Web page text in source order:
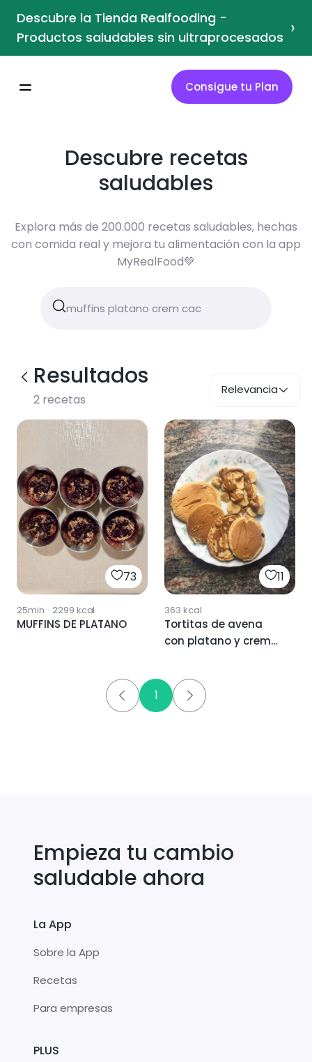
Descubre la Tienda Realfooding -
Productos saludables sin ultraprocesados ›
Consigue tu Plan
Descubre recetas
saludables
Explora más de 200.000 recetas saludables, hechas
con comida real y mejora tu alimentación con la app
MyRealFood💚
Resultados
2 recetas
Relevancia
73
25min · 2299 kcal
MUFFINS DE PLATANO
11
363 kcal
Tortitas de avena
con platano y crem
1
Empieza tu cambio
saludable ahora
La App
Sobre la App
Recetas
Para empresas
PLUS